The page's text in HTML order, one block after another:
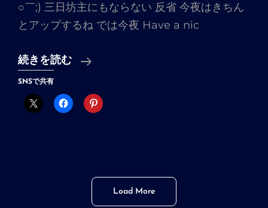
○￣;) 三日坊主にもならない 反省 今夜はきちん
とアップするね では今夜 Have a nic
続きを読む
い
な
り
ク
SNSで共有
Load More